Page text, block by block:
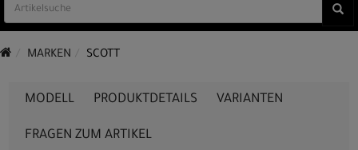
MARKEN SCOTT
MODELL PRODUKTDETAILS VARIANTEN
FRAGEN ZUM ARTIKEL